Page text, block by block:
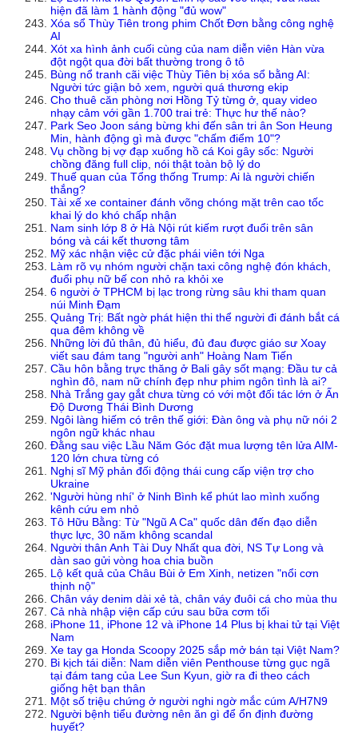
hiện đã làm 1 hành động "đủ wow"
Xóa sổ Thùy Tiên trong phim Chốt Đơn bằng công nghệ
AI
Xót xa hình ảnh cuối cùng của nam diễn viên Hàn vừa
đột ngột qua đời bất thường trong ô tô
Bùng nổ tranh cãi việc Thùy Tiên bị xóa sổ bằng AI:
Người tức giận bỏ xem, người quá thương ekip
Cho thuê căn phòng nơi Hồng Tỷ từng ở, quay video
nhạy cảm với gần 1.700 trai trẻ: Thực hư thế nào?
Park Seo Joon sáng bừng khi đến sân tri ân Son Heung
Min, hành động gì mà được "chấm điểm 10"?
Vụ chồng bị vợ đạp xuống hồ cá Koi gây sốc: Người
chồng đăng full clip, nói thật toàn bộ lý do
Thuế quan của Tổng thống Trump: Ai là người chiến
thắng?
Tài xế xe container đánh võng chóng mặt trên cao tốc
khai lý do khó chấp nhận
Nam sinh lớp 8 ở Hà Nội rút kiếm rượt đuổi trên sân
bóng và cái kết thương tâm
Mỹ xác nhận việc cử đặc phái viên tới Nga
Làm rõ vụ nhóm người chặn taxi công nghệ đón khách,
đuổi phụ nữ bế con nhỏ ra khỏi xe
6 người ở TPHCM bị lạc trong rừng sâu khi tham quan
núi Minh Đạm
Quảng Trị: Bất ngờ phát hiện thi thể người đi đánh bắt cá
qua đêm không về
Những lời đủ thân, đủ hiểu, đủ đau được giáo sư Xoay
viết sau đám tang "người anh" Hoàng Nam Tiến
Cầu hôn bằng trực thăng ở Bali gây sốt mạng: Đầu tư cả
nghìn đô, nam nữ chính đẹp như phim ngôn tình là ai?
Nhà Trắng gay gắt chưa từng có với một đối tác lớn ở Ấn
Độ Dương Thái Bình Dương
Ngôi làng hiếm có trên thế giới: Đàn ông và phụ nữ nói 2
ngôn ngữ khác nhau
Đằng sau việc Lầu Năm Góc đặt mua lượng tên lửa AIM-
120 lớn chưa từng có
Nghị sĩ Mỹ phản đối động thái cung cấp viện trợ cho
Ukraine
'Người hùng nhí' ở Ninh Bình kể phút lao mình xuống
kênh cứu em nhỏ
Tô Hữu Bằng: Từ "Ngũ A Ca" quốc dân đến đạo diễn
thực lực, 30 năm không scandal
Người thân Anh Tài Duy Nhất qua đời, NS Tự Long và
dàn sao gửi vòng hoa chia buồn
Lộ kết quả của Châu Bùi ở Em Xinh, netizen "nổi cơn
thịnh nộ"
Chân váy denim dài xẻ tà, chân váy đuôi cá cho mùa thu
Cả nhà nhập viện cấp cứu sau bữa cơm tối
iPhone 11, iPhone 12 và iPhone 14 Plus bị khai tử tại Việt
Nam
Xe tay ga Honda Scoopy 2025 sắp mở bán tại Việt Nam?
Bi kịch tái diễn: Nam diễn viên Penthouse từng gục ngã
tại đám tang của Lee Sun Kyun, giờ ra đi theo cách
giống hệt bạn thân
Một số triệu chứng ở người nghi ngờ mắc cúm A/H7N9
Người bệnh tiểu đường nên ăn gì để ổn định đường
huyết?